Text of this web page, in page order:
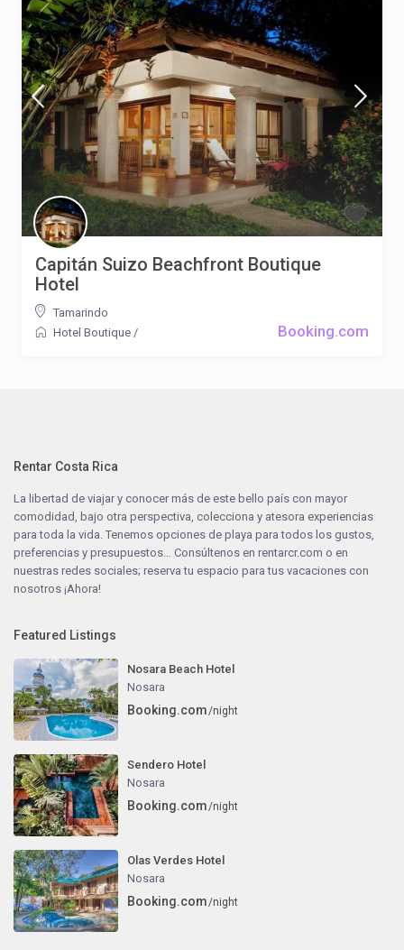
Booking.com
Capitán Suizo Beachfront Boutique
Hotel
Tamarindo
Hotel Boutique /
Rentar Costa Rica
La libertad de viajar y conocer más de este bello país con mayor
comodidad, bajo otra perspectiva, colecciona y atesora experiencias
para toda la vida. Tenemos opciones de playa para todos los gustos,
preferencias y presupuestos… Consúltenos enrentarcr.com o en
nuestras redes sociales; reserva tu espacio para tus vacaciones con
nosotros ¡Ahora!
Featured Listings
Nosara Beach Hotel
Nosara
Booking.com/night
Sendero Hotel
Nosara
Booking.com/night
Olas Verdes Hotel
Nosara
Booking.com/night